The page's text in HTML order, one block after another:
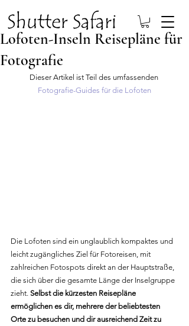
Lofoten-Inseln Reisepläne für
Fotografie
Dieser Artikel ist Teil des umfassenden
Fotografie-Guides für die Lofoten
Die Lofoten sind ein unglaublich kompaktes und
leicht zugängliches Ziel für Fotoreisen, mit
zahlreichen Fotospots direkt an der Hauptstraße,
die sich über die gesamte Länge der Inselgruppe
zieht. Selbst die kürzesten Reisepläne
ermöglichen es dir, mehrere der beliebtesten
Orte zu besuchen und dir ausreichend Zeit zu